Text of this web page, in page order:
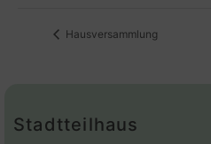
Hausversammlung
Stadtteilhaus